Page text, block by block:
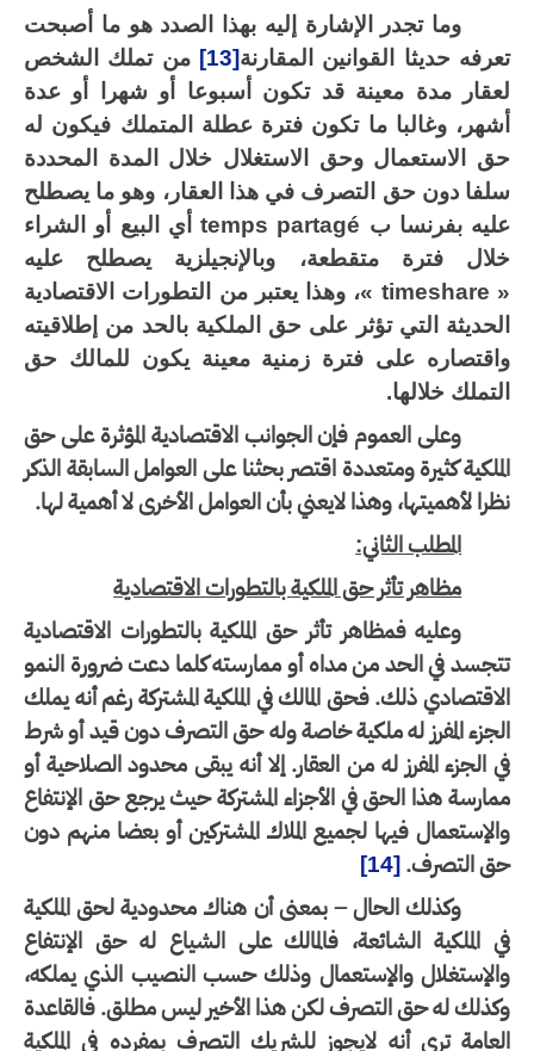
وما تجدر الإشارة إليه بهذا الصدد هو ما أصبحت
حديثا القوانين المقارنة[13]من تملك الشخص
مدة معينة قد تكون أسبوعا أو شهرا أو عدة
وغالبا ما تكون فترة عطلة المتملك فيكون له
الاستعمال وحق الاستغلال خلال المدة المحددة
دون حق التصرف في هذا العقار، وهو ما يصطلح
بفرنسا ب temps partagéأي البيع أو الشراء
فترة متقطعة، وبالإنجيلزية يصطلح عليه
« timeshare، وهذا يعتبر من التطورات الاقتصادية
التي تؤثر على حق الملكية بالحد من إطلاقيته
على فترة زمنية معينة يكون للمالك حق
خلالها.
وعلى العموم فإن الجوانب الاقتصادية المؤثرة على حق
كثيرة ومتعددة اقتصر بحثنا على العوامل السابقة الذكر
لأهميتها، وهذا لايعني بأن العوامل الأخرى لا أهمية لها.
المطلب الثاني:
مظاهر تأثر حق الملكية بالتطورات الاقتصادية
وعليه فمظاهر تأثر حق الملكية بالتطورات الاقتصادية
في الحد من مداه أو ممارسته كلما دعت ضرورة النمو
ذلك. فحق المالك في الملكية المشتركة رغم أنه يملك
المفرز له ملكية خاصة وله حق التصرف دون قيد أو شرط
الجزء المفرز له من العقار. إلا أنه يبقى محدود الصلاحية أو
هذا الحق في الأجزاء المشتركة حيث يرجع حق الإنتفاع
فيها لجميع الملاك المشتركين أو بعضا منهم دون
التصرف. [14]
وكذلك الحال – بمعنى أن هناك محدودية لحق الملكية
الملكية الشائعة، فالمالك على الشياع له حق الإنتفاع
والإستعمال وذلك حسب النصيب الذي يملكه،
له حق التصرف لكن هذا الأخير ليس مطلق. فالقاعدة
ترى أنه لايجوز للشريك التصرف بمفرده في الملكية